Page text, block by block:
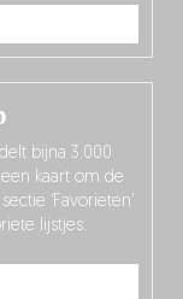
bijna 3.000
kaart om de
‘Favorieten’
lijstjes.